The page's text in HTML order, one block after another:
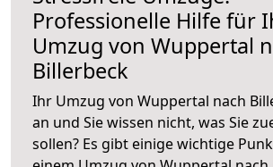
Professionelle Hilfe für
Umzug von Wuppertal
Billerbeck
Ihr Umzug von Wuppertal nach
an und Sie wissen nicht, was Sie
sollen? Es gibt einige wichtige